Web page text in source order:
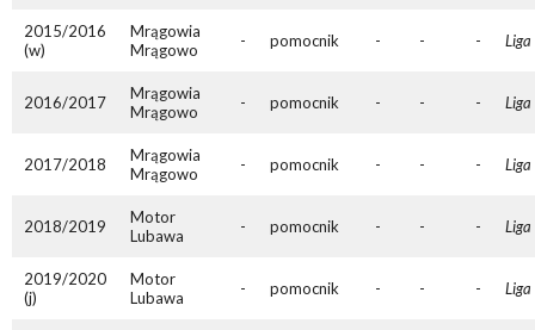
2015/2016
(w)
Mrągowia
Mrągowo
- pomocnik - - - Liga
2016/2017
Mrągowia
Mrągowo
- pomocnik - - - Liga
2017/2018
Mrągowia
Mrągowo
- pomocnik - - - Liga
2018/2019
Motor
Lubawa
- pomocnik - - - Liga
2019/2020
(j)
Motor
Lubawa
- pomocnik - - - Liga